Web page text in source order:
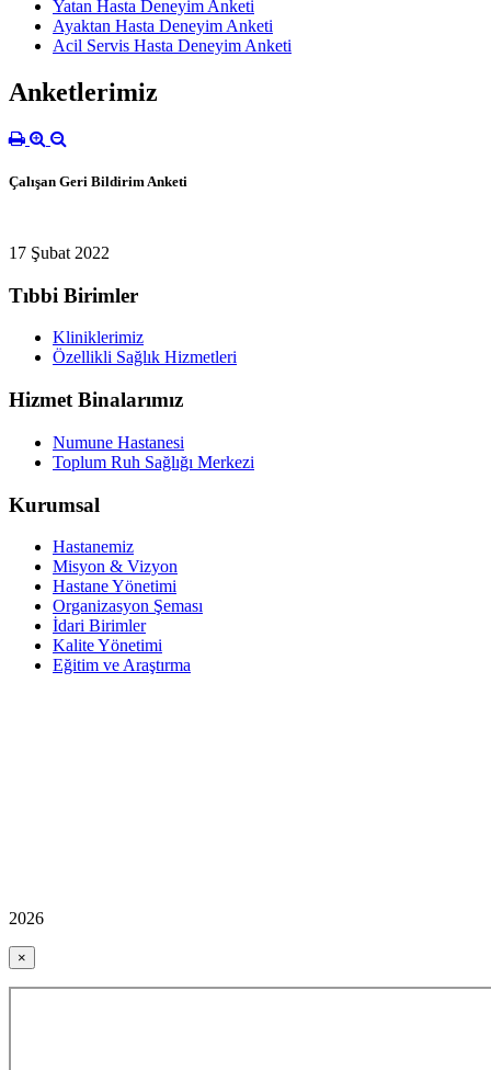
Yatan Hasta Deneyim Anketi
Ayaktan Hasta Deneyim Anketi
Acil Servis Hasta Deneyim Anketi
Anketlerimiz
Çalışan Geri Bildirim Anketi
17 Şubat 2022
Tıbbi Birimler
Kliniklerimiz
Özellikli Sağlık Hizmetleri
Hizmet Binalarımız
Numune Hastanesi
Toplum Ruh Sağlığı Merkezi
Kurumsal
Hastanemiz
Misyon & Vizyon
Hastane Yönetimi
Organizasyon Şeması
İdari Birimler
Kalite Yönetimi
Eğitim ve Araştırma
2026
×